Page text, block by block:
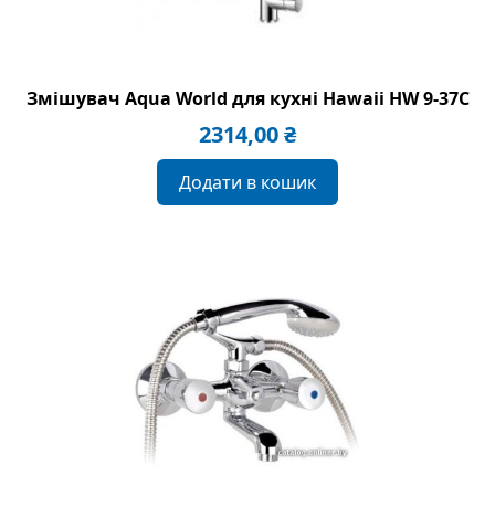
Змішувач Aqua World для кухні Hawaii HW 9-37C
2314,00₴
Додати в кошик